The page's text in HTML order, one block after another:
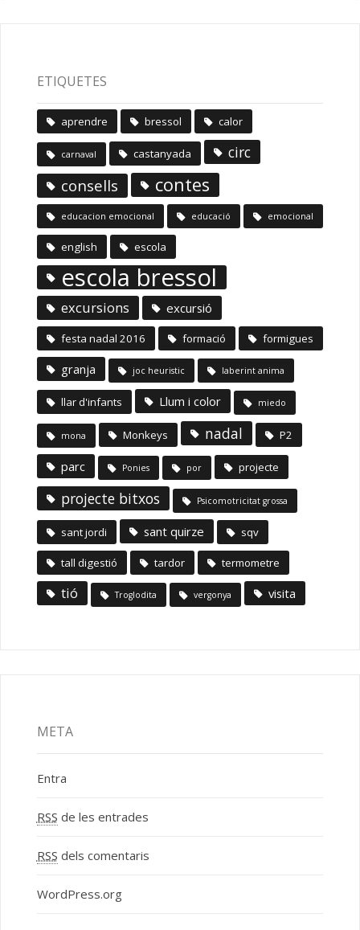
ETIQUETES
aprendre bressol calor
carnaval castanyada circ
consells contes
educacion emocional educació emocional
english escola
escola bressol
excursions excursió
festa nadal 2016 formació formigues
granja joc heuristic laberint anima
llar d'infants Llum i color miedo
mona Monkeys nadal P2
parc Ponies por projecte
projecte bitxos Psicomotricitat grossa
sant jordi sant quirze sqv
tall digestió tardor termometre
tió Troglodita vergonya visita
META
Entra
RSS de les entrades
RSS dels comentaris
WordPress.org